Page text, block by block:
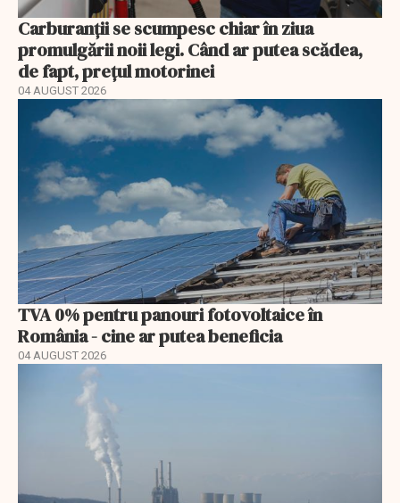
Carburanții se scumpesc chiar în ziua
promulgării noii legi. Când ar putea scădea,
de fapt, prețul motorinei
04 AUGUST 2026
TVA 0% pentru panouri fotovoltaice în
România - cine ar putea beneficia
04 AUGUST 2026